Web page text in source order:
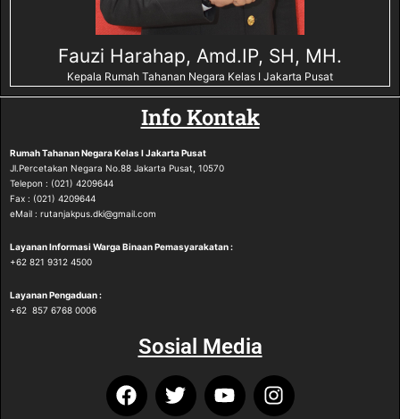
Fauzi Harahap, Amd.IP, SH, MH.
Kepala Rumah Tahanan Negara Kelas I Jakarta Pusat
Info Kontak
Rumah Tahanan NegaraKelas I Jakarta Pusat
Jl.Percetakan Negara No.88 Jakarta Pusat, 10570
Telepon : (021) 4209644
Fax : (021) 4209644
eMail : rutanjakpus.dki@gmail.com
Layanan Informasi Warga Binaan Pemasyarakatan :
‪+62 821 9312 4500‬
Layanan Pengaduan :
‪+62 857 6768 0006
Sosial Media